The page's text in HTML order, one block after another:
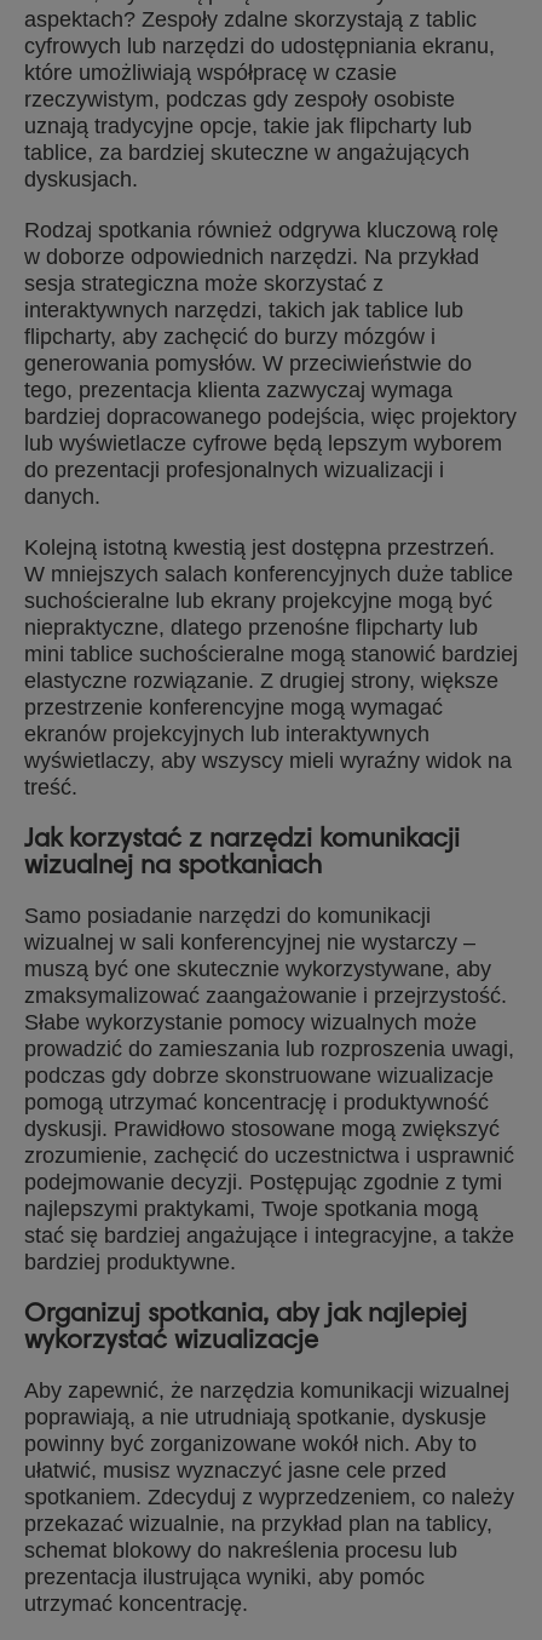
aspektach? Zespoły zdalne skorzystają z tablic
cyfrowych lub narzędzi do udostępniania ekranu,
które umożliwiają współpracę w czasie
rzeczywistym, podczas gdy zespoły osobiste
uznają tradycyjne opcje, takie jak flipcharty lub
tablice, za bardziej skuteczne w angażujących
dyskusjach.
Rodzaj spotkania również odgrywa kluczową rolę
w doborze odpowiednich narzędzi. Na przykład
sesja strategiczna może skorzystać z
interaktywnych narzędzi, takich jak tablice lub
flipcharty, aby zachęcić do burzy mózgów i
generowania pomysłów. W przeciwieństwie do
tego, prezentacja klienta zazwyczaj wymaga
bardziej dopracowanego podejścia, więc projektory
lub wyświetlacze cyfrowe będą lepszym wyborem
do prezentacji profesjonalnych wizualizacji i
danych.
Kolejną istotną kwestią jest dostępna przestrzeń.
W mniejszych salach konferencyjnych duże tablice
suchościeralne lub ekrany projekcyjne mogą być
niepraktyczne, dlatego przenośne flipcharty lub
mini tablice suchościeralne mogą stanowić bardziej
elastyczne rozwiązanie. Z drugiej strony, większe
przestrzenie konferencyjne mogą wymagać
ekranów projekcyjnych lub interaktywnych
wyświetlaczy, aby wszyscy mieli wyraźny widok na
treść.
Jak korzystać z narzędzi komunikacji
wizualnej na spotkaniach
Samo posiadanie narzędzi do komunikacji
wizualnej w sali konferencyjnej nie wystarczy –
muszą być one skutecznie wykorzystywane, aby
zmaksymalizować zaangażowanie i przejrzystość.
Słabe wykorzystanie pomocy wizualnych może
prowadzić do zamieszania lub rozproszenia uwagi,
podczas gdy dobrze skonstruowane wizualizacje
pomogą utrzymać koncentrację i produktywność
dyskusji. Prawidłowo stosowane mogą zwiększyć
zrozumienie, zachęcić do uczestnictwa i usprawnić
podejmowanie decyzji. Postępując zgodnie z tymi
najlepszymi praktykami, Twoje spotkania mogą
stać się bardziej angażujące i integracyjne, a także
bardziej produktywne.
Organizuj spotkania, aby jak najlepiej
wykorzystać wizualizacje
Aby zapewnić, że narzędzia komunikacji wizualnej
poprawiają, a nie utrudniają spotkanie, dyskusje
powinny być zorganizowane wokół nich. Aby to
ułatwić, musisz wyznaczyć jasne cele przed
spotkaniem. Zdecyduj z wyprzedzeniem, co należy
przekazać wizualnie, na przykład plan na tablicy,
schemat blokowy do nakreślenia procesu lub
prezentacja ilustrująca wyniki, aby pomóc
utrzymać koncentrację.